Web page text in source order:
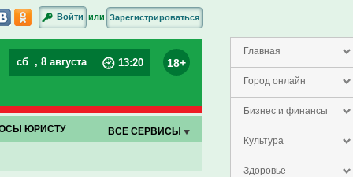
Главная
Город онлайн
Бизнес и финансы
Культура
Здоровье
Войти или Зарегистрироваться
сб , 8 августа 13:20 18+
ЮРИСТУ ВСЕ СЕРВИСЫ